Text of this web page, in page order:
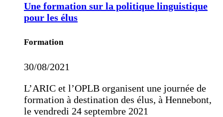
Une formation sur la politique linguistique
pour les élus
Formation
30/08/2021
L’ARIC et l’OPLB organisent une journée de
formation à destination des élus, à Hennebont,
le vendredi 24 septembre 2021